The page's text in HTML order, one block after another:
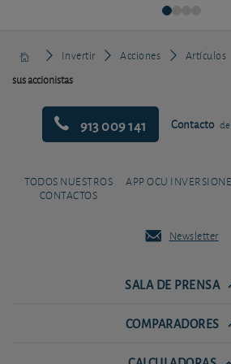
Invertir Acciones Artículos
sus accionistas
913 009 141 Contacto
TODOS NUESTROS
CONTACTOS
APP OCU
Newsletter
SALA DE PRENSA
COMPARADORES